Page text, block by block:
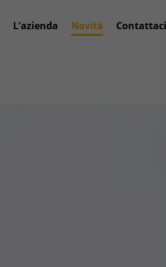
L'azienda Novità Contattaci